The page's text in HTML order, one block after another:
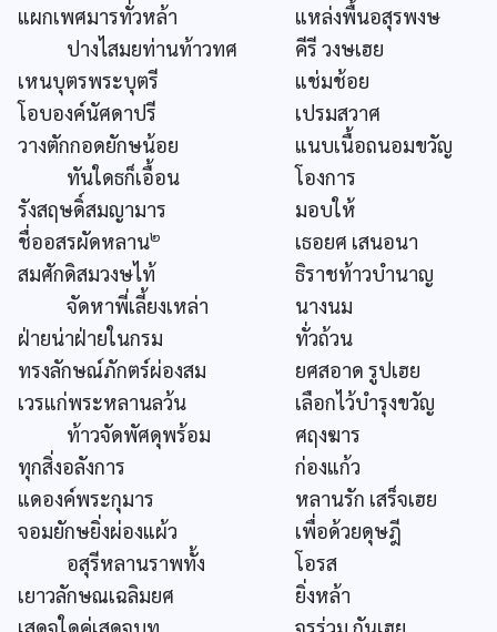
แผกเพศมารทั่วหล้า
แหล่งพื้นอสุรพงษ
ปางไสมยท่านท้าวทศ
คีรี วงษเฮย
เหนบุตรพระบุตรี
แช่มช้อย
โอบองค์นัศดาปรี
เปรมสวาศ
วางตักกอดยักษน้อย
แนบเนื้อถนอมขวัญ
ทันใดธก็เอื้อน
โองการ
รังสฤษดิ์สมญามาร
มอบให้
ชื่ออสรผัดหลาน๒
เธอยศ เสนอนา
สมศักดิสมวงษไท้
ธิราชท้าวบำนาญ
จัดหาพี่เลี้ยงเหล่า
นางนม
ฝ่ายน่าฝ่ายในกรม
ทั่วถ้วน
ทรงลักษณ์ภักตร์ผ่องสม
ยศสอาด รูปเฮย
เวรแก่พระหลานลว้น
เลือกไว้บำรุงขวัญ
ท้าวจัดพัศดุพร้อม
ศฤงฆาร
ทุกสิ่งอลังการ
ก่องแก้ว
แดองค์พระกุมาร
หลานรัก เสร็จเฮย
จอมยักษยิ่งผ่องแผ้ว
เพื่อด้วยดุษฎี
อสุรีหลานราพทั้ง
โอรส
เยาวลักษณเฉลิมยศ
ยิ่งหล้า
เสดจใดคู่เสดจบท
จรร่วม กันเฮย